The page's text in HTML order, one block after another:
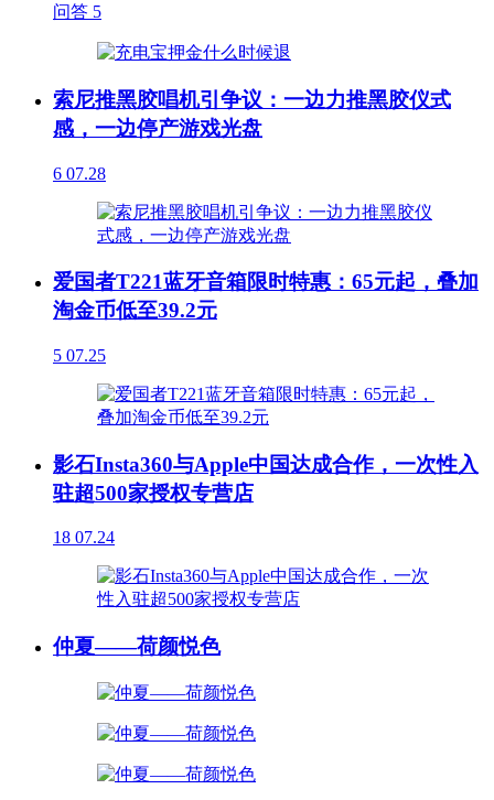
问答 5
索尼推黑胶唱机引争议：一边力推黑胶仪式
感，一边停产游戏光盘
6 07.28
爱国者T221蓝牙音箱限时特惠：65元起，叠加
淘金币低至39.2元
5 07.25
影石Insta360与Apple中国达成合作，一次性入
驻超500家授权专营店
18 07.24
仲夏——荷颜悦色